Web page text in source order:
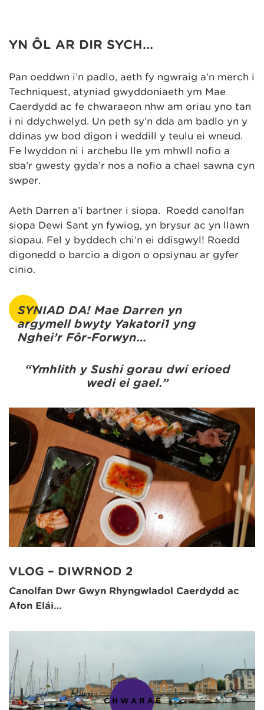
YN ÔL AR DIR SYCH…
Pan oeddwn i’n padlo, aeth fy ngwraig a’n merch i
Techniquest, atyniad gwyddoniaeth ym Mae
Caerdydd ac fe chwaraeon nhw am oriau yno tan
i ni ddychwelyd. Un peth sy’n dda am badlo yn y
ddinas yw bod digon i weddill y teulu ei wneud.
Fe lwyddon ni i archebu lle ym mhwll nofio a
sba’r gwesty gyda’r nos a nofio a chael sawna cyn
swper.
Aeth Darren a’i bartner i siopa. Roedd canolfan
siopa Dewi Sant yn fywiog, yn brysur ac yn llawn
siopau. Fel y byddech chi’n ei ddisgwyl! Roedd
digonedd o barcio a digon o opsiynau ar gyfer
cinio.
SYNIAD DA! Mae Darren yn
argymell bwyty Yakatori1 yng
Nghei’r Fôr-Forwyn…
“Ymhlith y Sushi gorau dwi erioed
wedi ei gael.”
VLOG – DIWRNOD 2
Canolfan Dŵr Gwyn Rhyngwladol Caerdydd ac
Afon Elái…
CHWARAE